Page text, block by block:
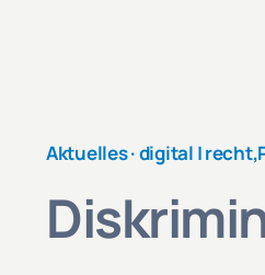
Aktuelles ·digital | recht,